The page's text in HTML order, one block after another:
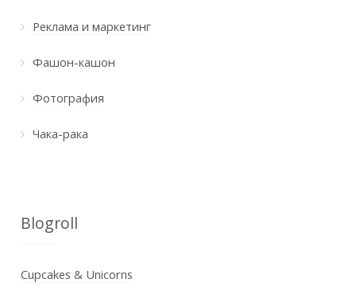
Реклама и маркетинг
Фашон-кашон
Фотография
Чака-рака
Blogroll
Cupcakes & Unicorns